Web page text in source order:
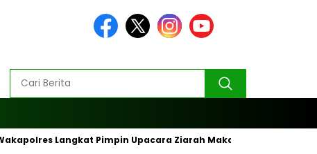
Langkat Pimpin Upacara Ziarah Makam Pahlawan